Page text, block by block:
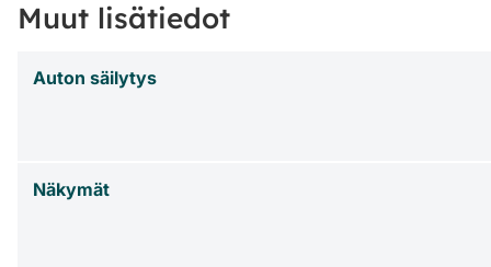
Muut lisätiedot
Auton säilytys
Näkymät